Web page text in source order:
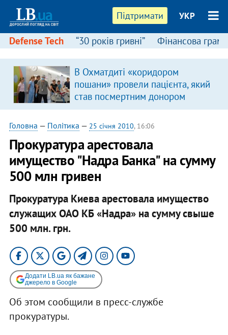
Підтримати УКР
Defense Tech “30 років гривні” Фінансова
В Охматдиті «коридором
пошани» провели пацієнта, який
став посмертним донором
Головна — Політика — 25 січня 2010, 16:06
Прокуратура арестовала
имущество "Надра Банка" на сумму
500 млн гривен
Прокуратура Киева арестовала имущество
служащих ОАО КБ «Надра» на сумму свыше
500 млн. грн.
Додати LB.ua як бажане
джерело в Google
Об этом сообщили в пресс-службе
прокуратуры.